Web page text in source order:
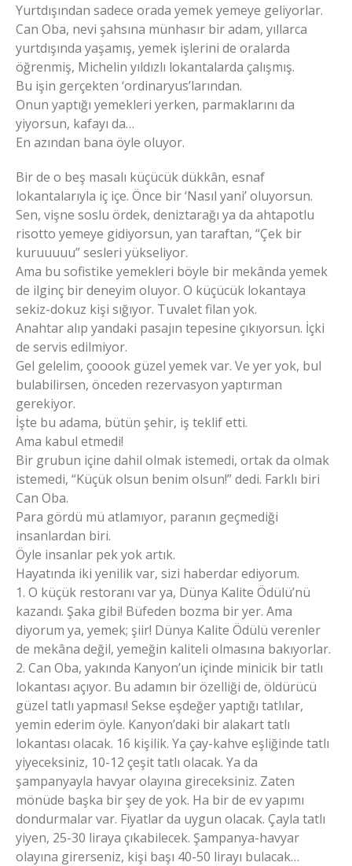
Yurtdışından sadece orada yemek yemeye geliyorlar.
Can Oba, nevi şahsına münhasır bir adam, yıllarca
yurtdışında yaşamış, yemek işlerini de oralarda
öğrenmiş, Michelin yıldızlı lokantalarda çalışmış.
Bu işin gerçekten ‘ordinaryus’larından.
Onun yaptığı yemekleri yerken, parmaklarını da
yiyorsun, kafayı da…
En azından bana öyle oluyor.
Bir de o beş masalı küçücük dükkân, esnaf
lokantalarıyla iç içe. Önce bir ‘Nasıl yani’ oluyorsun.
Sen, vişne soslu ördek, deniztarağı ya da ahtapotlu
risotto yemeye gidiyorsun, yan taraftan, “Çek bir
kuruuuuu” sesleri yükseliyor.
Ama bu sofistike yemekleri böyle bir mekânda yemek
de ilginç bir deneyim oluyor. O küçücük lokantaya
sekiz-dokuz kişi sığıyor. Tuvalet filan yok.
Anahtar alıp yandaki pasajın tepesine çıkıyorsun. İçki
de servis edilmiyor.
Gel gelelim, çooook güzel yemek var. Ve yer yok, bul
bulabilirsen, önceden rezervasyon yaptırman
gerekiyor.
İşte bu adama, bütün şehir, iş teklif etti.
Ama kabul etmedi!
Bir grubun içine dahil olmak istemedi, ortak da olmak
istemedi, “Küçük olsun benim olsun!” dedi. Farklı biri
Can Oba.
Para gördü mü atlamıyor, paranın geçmediği
insanlardan biri.
Öyle insanlar pek yok artık.
Hayatında iki yenilik var, sizi haberdar ediyorum.
1. O küçük restoranı var ya, Dünya Kalite Ödülü’nü
kazandı. Şaka gibi! Büfeden bozma bir yer. Ama
diyorum ya, yemek; şiir! Dünya Kalite Ödülü verenler
de mekâna değil, yemeğin kaliteli olmasına bakıyorlar.
2. Can Oba, yakında Kanyon’un içinde minicik bir tatlı
lokantası açıyor. Bu adamın bir özelliği de, öldürücü
güzel tatlı yapması! Sekse eşdeğer yaptığı tatlılar,
yemin ederim öyle. Kanyon’daki bir alakart tatlı
lokantası olacak. 16 kişilik. Ya çay-kahve eşliğinde tatlı
yiyeceksiniz, 10-12 çeşit tatlı olacak. Ya da
şampanyayla havyar olayına gireceksiniz. Zaten
mönüde başka bir şey de yok. Ha bir de ev yapımı
dondurmalar var. Fiyatlar da uygun olacak. Çayla tatlı
yiyen, 25-30 liraya çıkabilecek. Şampanya-havyar
olayına girerseniz, kişi başı 40-50 lirayı bulacak…